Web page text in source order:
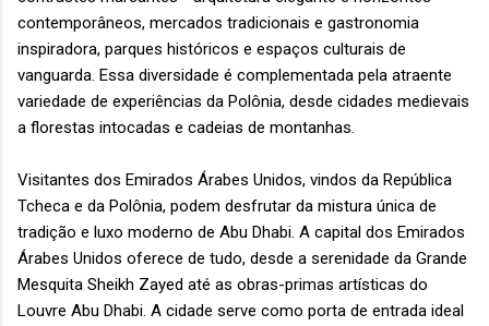
contemporâneos, mercados tradicionais e gastronomia
inspiradora, parques históricos e espaços culturais de
vanguarda. Essa diversidade é complementada pela atraente
variedade de experiências da Polônia, desde cidades medievais
a florestas intocadas e cadeias de montanhas.
Visitantes dos Emirados Árabes Unidos, vindos da República
Tcheca e da Polônia, podem desfrutar da mistura única de
tradição e luxo moderno de Abu Dhabi. A capital dos Emirados
Árabes Unidos oferece de tudo, desde a serenidade da Grande
Mesquita Sheikh Zayed até as obras-primas artísticas do
Louvre Abu Dhabi. A cidade serve como porta de entrada ideal